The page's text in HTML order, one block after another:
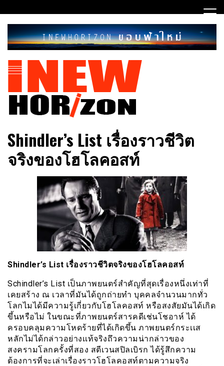
to
content
INEWHORIZON
Shindler’s List เรื่องราวชีวิต
จริงของโฮโลคอสท์
Shindler’s List เรื่องราวชีวิตจริงของโฮโลคอสท์
Schindler’s List เป็นภาพยนตร์สำคัญที่สุดเรื่องหนึ่งเท่าที่
เคยสร้าง ณ เวลาที่มันได้ถูกถ่ายทำ บุคคลจำนวนมากทั่ว
โลกไมได้มีความรู้เกี่ยวกับโฮโลคอสท์ หรือสงสัยมันได้เกิด
ขึ้นหรือไม่ ในขณะที่ภาพยนตร์สารคดีเช่นโชอาห์ ได้
ครอบคลุมความโหดร้ายที่ได้เกิดขึ้น ภาพยนตร์กระเเส
หลักไม่ได้กล่าวอย่างเเท้จริงถึวความน่ากล่าวของ
สงครามโลกครั้งที่สอง สตีเวนสปิลเบิรก ได้รู้สึกความ
ต้องการที่จะเล่าเรื่องราวโฮโลคอสท์ตามความจริง